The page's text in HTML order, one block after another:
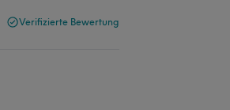
Verifizierte Bewertung